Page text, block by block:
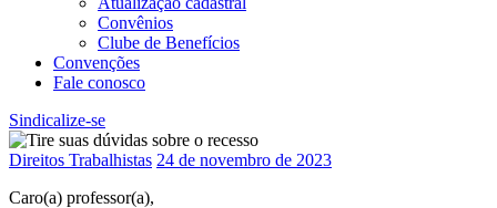
Convênios
Clube de Benefícios
Convenções
Fale conosco
Sindicalize-se
Direitos Trabalhistas 24 de novembro de 2023
Caro(a) professor(a),